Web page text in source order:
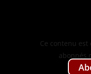
Ce con­tenu
abon­nés